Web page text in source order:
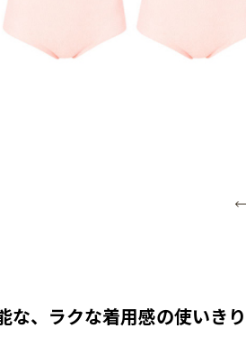
な、ラクな着用感の使いき